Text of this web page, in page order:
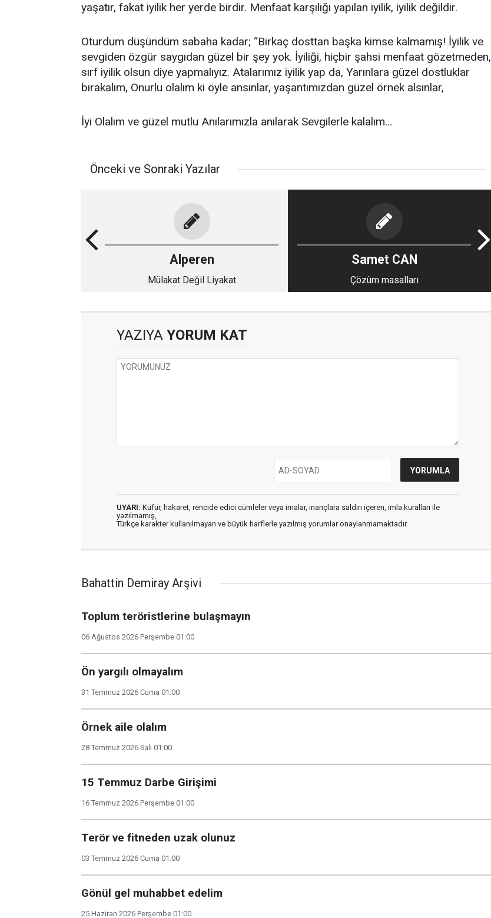
yaşatır, fakat iyilik her yerde birdir. Menfaat karşılığı yapılan iyilik, iyilik değildir.
Oturdum düşündüm sabaha kadar; “Birkaç dosttan başka kimse kalmamış! İyilik ve
sevgiden özgür saygıdan güzel bir şey yok. İyiliği, hiçbir şahsi menfaat gözetmeden,
sırf iyilik olsun diye yapmalıyız. Atalarımız iyilik yap da, Yarınlara güzel dostluklar
bırakalım, Onurlu olalım ki öyle ansınlar, yaşantımızdan güzel örnek alsınlar,
İyi Olalım ve güzel mutlu Anılarımızla anılarak Sevgilerle kalalım…
Önceki ve Sonraki Yazılar
Alperen
Mülakat Değil Liyakat
Samet CAN
Çözüm masalları
YAZIYA YORUM KAT
UYARI: Küfür, hakaret, rencide edici cümleler veya imalar, inançlara saldırı içeren, imla kuralları ile
yazılmamış,
Türkçe karakter kullanılmayan ve büyük harflerle yazılmış yorumlar onaylanmamaktadır.
Bahattin Demiray Arşivi
Toplum teröristlerine bulaşmayın
06 Ağustos 2026 Perşembe 01:00
Ön yargılı olmayalım
31 Temmuz 2026 Cuma 01:00
Örnek aile olalım
28 Temmuz 2026 Salı 01:00
15 Temmuz Darbe Girişimi
16 Temmuz 2026 Perşembe 01:00
Terör ve fitneden uzak olunuz
03 Temmuz 2026 Cuma 01:00
Gönül gel muhabbet edelim
25 Haziran 2026 Perşembe 01:00